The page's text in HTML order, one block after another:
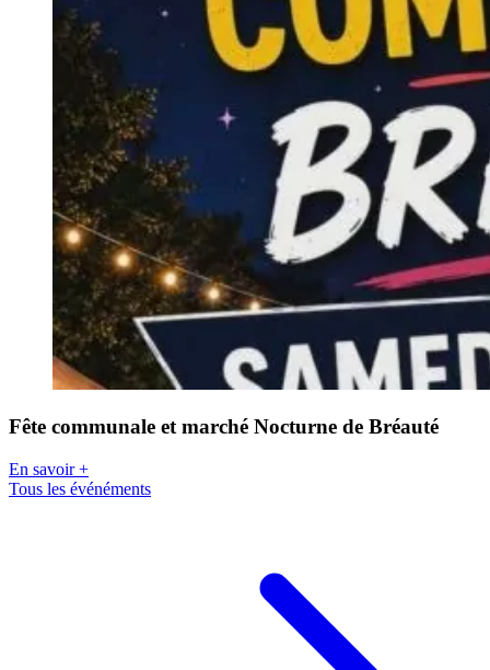
Fête communale et marché Nocturne de Bréauté
En savoir +
Tous les événéments